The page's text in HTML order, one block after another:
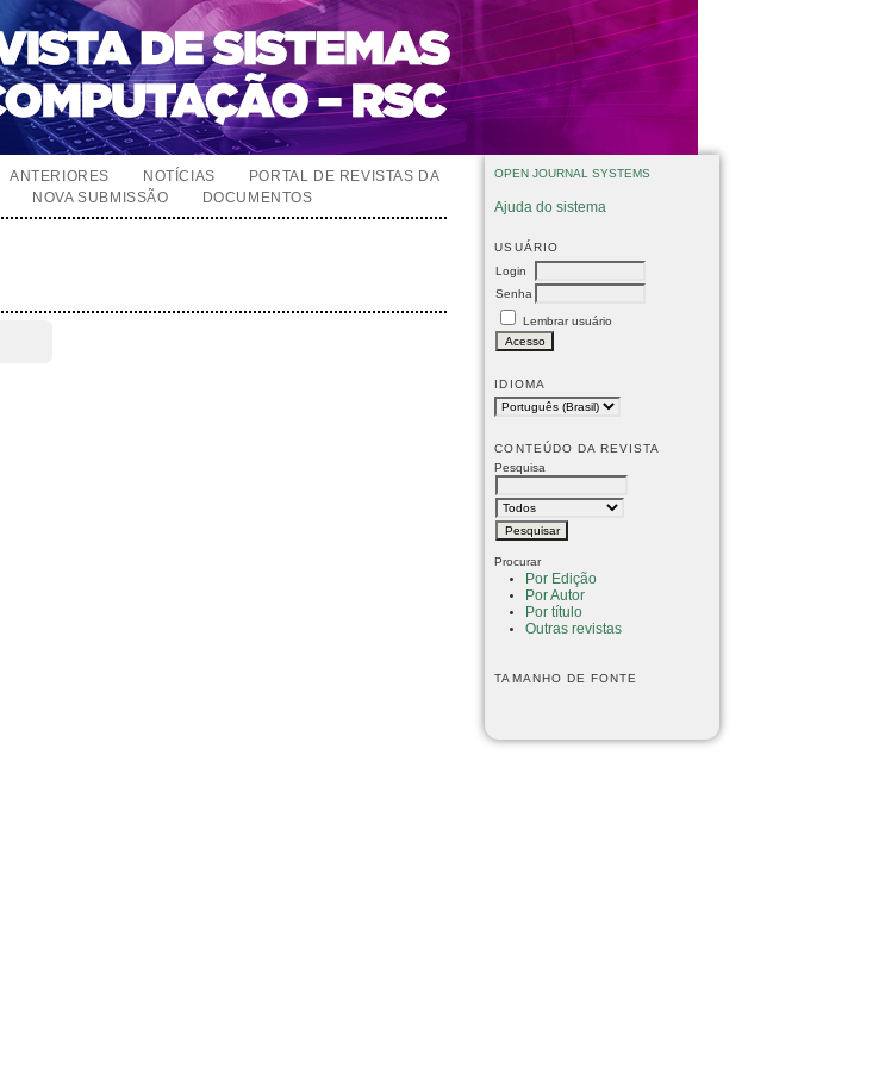
OPEN JOURNAL SYSTEMS
Ajuda do sistema
USUÁRIO
Login
Senha
Lembrar usuário
IDIOMA
CONTEÚDO DA REVISTA
Pesquisa
Procurar
Por Edição
Por Autor
Por título
Outras revistas
TAMANHO DE FONTE
ANTERIORES NOTÍCIAS
PORTAL DE REVISTAS DA
NOVA SUBMISSÃO DOCUMENTOS